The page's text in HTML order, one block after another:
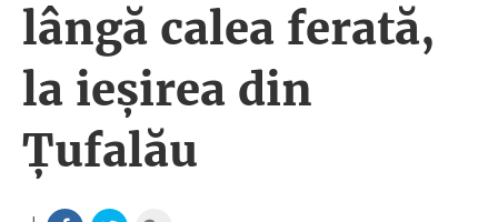
lângă calea ferată,
la ieșirea din
Țufalău